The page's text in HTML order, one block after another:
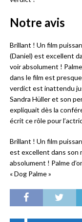
Notre avis
Brillant ! Un film
(Daniel) est excellent
voir absolument !
dans le film est
verdict est inattendu
Sandra Hüller et son
expliquait dès la
écrit ce rôle pour
Brillant ! Un film
est excellent dans son
absolument ! Palme
« Dog Palme »